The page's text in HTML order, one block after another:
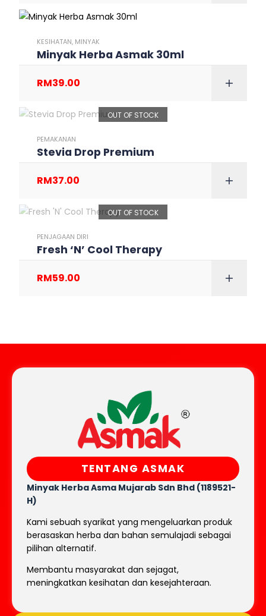
KESIHATAN, MINYAK
Minyak Herba Asmak 30ml
RM39.00
OUT OF STOCK
PEMAKANAN
Stevia Drop Premium
RM37.00
OUT OF STOCK
PENJAGAAN DIRI
Fresh ‘N’ Cool Therapy
RM59.00
TENTANG ASMAK
Minyak Herba Asma Mujarab Sdn Bhd (1189521-
H)
Kami sebuah syarikat yang mengeluarkan produk
berasaskan herba dan bahan semulajadi sebagai
pilihan alternatif.
Membantu masyarakat dan sejagat,
meningkatkan kesihatan dan kesejahteraan.